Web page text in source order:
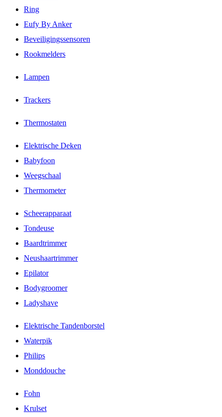
Ring
Eufy By Anker
Beveiligingssensoren
Rookmelders
Lampen
Trackers
Thermostaten
Elektrische Deken
Babyfoon
Weegschaal
Thermometer
Scheerapparaat
Tondeuse
Baardtrimmer
Neushaartrimmer
Epilator
Bodygroomer
Ladyshave
Elektrische Tandenborstel
Waterpik
Philips
Monddouche
Fohn
Krulset